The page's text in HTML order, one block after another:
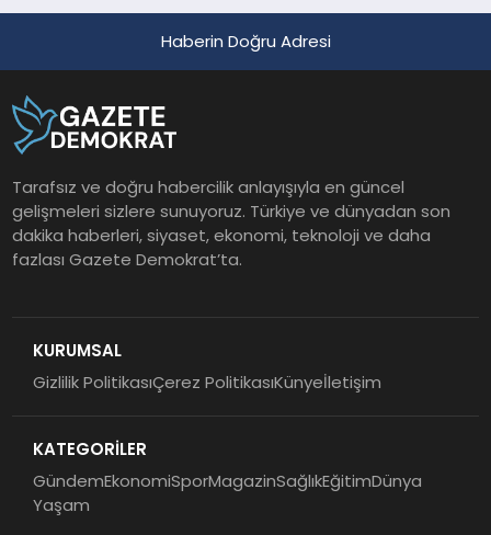
Haberin Doğru Adresi
Tarafsız ve doğru habercilik anlayışıyla en güncel
gelişmeleri sizlere sunuyoruz. Türkiye ve dünyadan son
dakika haberleri, siyaset, ekonomi, teknoloji ve daha
fazlası Gazete Demokrat’ta.
KURUMSAL
Gizlilik PolitikasıÇerez PolitikasıKünyeİletişim
KATEGORİLER
GündemEkonomiSporMagazinSağlıkEğitimDünya
Yaşam